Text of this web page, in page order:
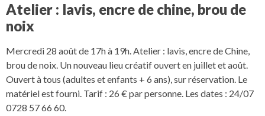
Atelier : lavis, encre de chine, brou de
noix
Mercredi 28 août de 17h à 19h. Atelier : lavis, encre de Chine,
brou de noix. Un nouveau lieu créatif ouvert en juillet et août.
Ouvert à tous (adultes et enfants + 6 ans), sur réservation. Le
matériel est fourni. Tarif : 26 € par personne. Les dates : 24/07
0728 57 66 60.